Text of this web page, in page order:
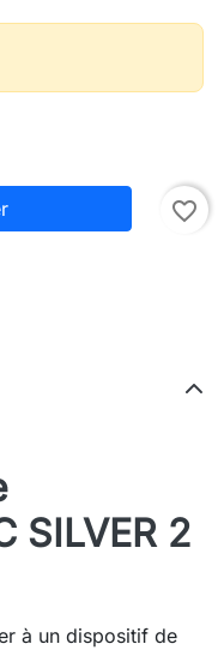
favorite_border
SILVER 2
à un dispositif de